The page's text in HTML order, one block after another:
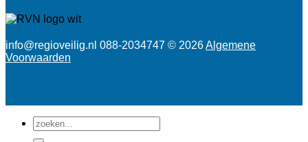
info@regioveilig.nl 088-2034747 © 2026Algemene
Voorwaarden
Zoeken
naar: